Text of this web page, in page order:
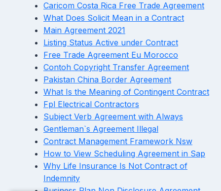
Caricom Costa Rica Free Trade Agreement
What Does Solicit Mean in a Contract
Main Agreement 2021
Listing Status Active under Contract
Free Trade Agreement Eu Morocco
Contoh Copyright Transfer Agreement
Pakistan China Border Agreement
What Is the Meaning of Contingent Contract
Fpl Electrical Contractors
Subject Verb Agreement with Always
Gentleman`s Agreement Illegal
Contract Management Framework Nsw
How to View Scheduling Agreement in Sap
Why Life Insurance Is Not Contract of
Indemnity